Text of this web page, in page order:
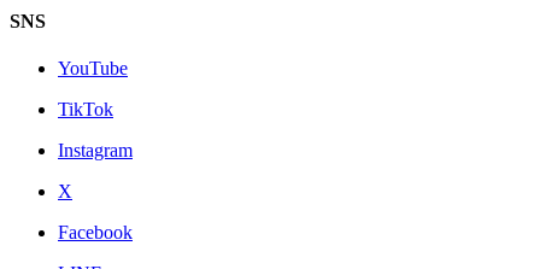
SNS
YouTube
TikTok
Instagram
X
Facebook